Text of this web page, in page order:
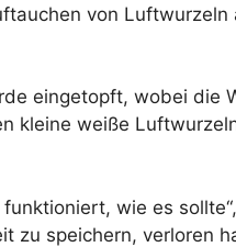
von Luftwurzeln
eingetopft, wobei die
kleine weiße
wie es
speichern, verloren